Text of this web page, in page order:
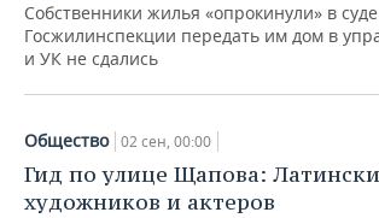
Собственники жилья «опрокинули» в суде
Госжилинспекции передать им дом в
и УК не сдались
Общество 02 сен, 00:00
Гид по улице Щапова:
художников и актеров